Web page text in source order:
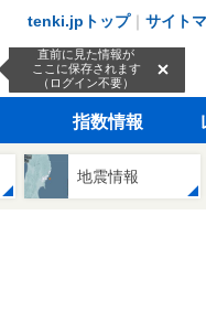
tenki.jpトップ｜ サイト
直前に見た情報が
ここに保存されます
（ログイン不要）
指数情報
地震情報